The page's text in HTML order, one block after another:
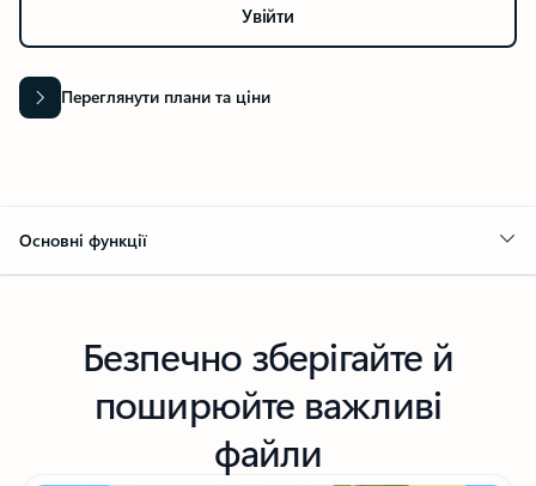
Увійти
Переглянути плани та ціни
Основні функції
Безпечно зберігайте й
поширюйте важливі
файли